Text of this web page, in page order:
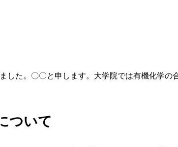
した。〇〇と申します。大学院では有機化学
ついて